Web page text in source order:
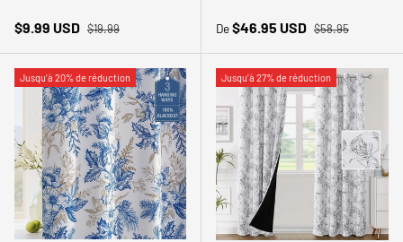
Prix soldé
$9.99 USD Prix habituel
$19.99 Prix soldé
De$46.95 USD Prix habituel
$58.95
Jusqu’à 20% de réduction Jusqu’à 27% de réduction